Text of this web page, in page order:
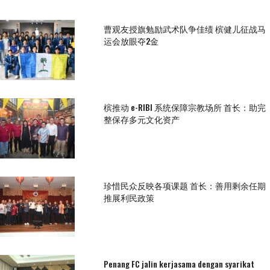
曹观友授旗勉励武术队争佳绩 槟健儿征战马
运会放眼夺2金
槟推动 e-RIBI 系统保障宗教场所 首长：助完
整保存多元文化资产
珍惜民众反映各项课题 首长：善用剩余任期
推展利民政策
Penang FC jalin kerjasama dengan syarikat